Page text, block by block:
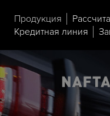
Продукция
Кредитная линия